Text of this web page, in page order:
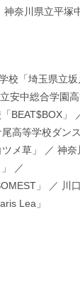
奈川県立平
「埼玉県立
安中総合学園
BEAT$BOX
高等学校ダ
メ草」 ／ 神
／
」 ／ 川
Lea」